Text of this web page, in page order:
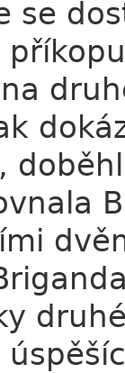
se